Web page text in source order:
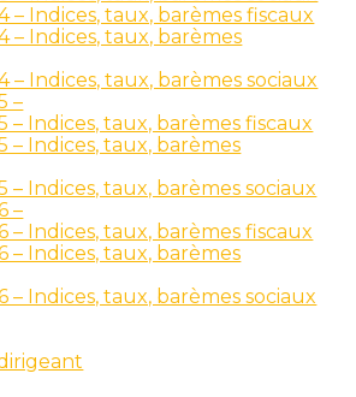
– Indices, taux, barèmes fiscaux
– Indices, taux, barèmes
– Indices, taux, barèmes sociaux
–
– Indices, taux, barèmes fiscaux
– Indices, taux, barèmes
– Indices, taux, barèmes sociaux
–
– Indices, taux, barèmes fiscaux
– Indices, taux, barèmes
– Indices, taux, barèmes sociaux